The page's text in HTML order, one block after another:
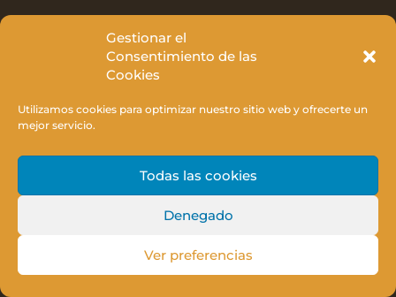
Gestionar el
Consentimiento de las
Cookies
Utilizamos cookies para optimizar nuestro sitio web y ofrecerte un
mejor servicio.
Todas las cookies
Denegado
Ver preferencias